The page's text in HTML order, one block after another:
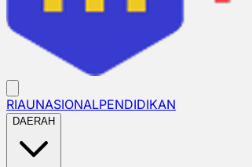
RIAUNASIONALPENDIDIKAN
DAERAH